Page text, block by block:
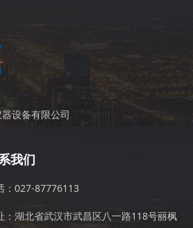
设备有限公司
我们
：027-87776113
：湖北省武汉市武昌区八一路118号丽枫